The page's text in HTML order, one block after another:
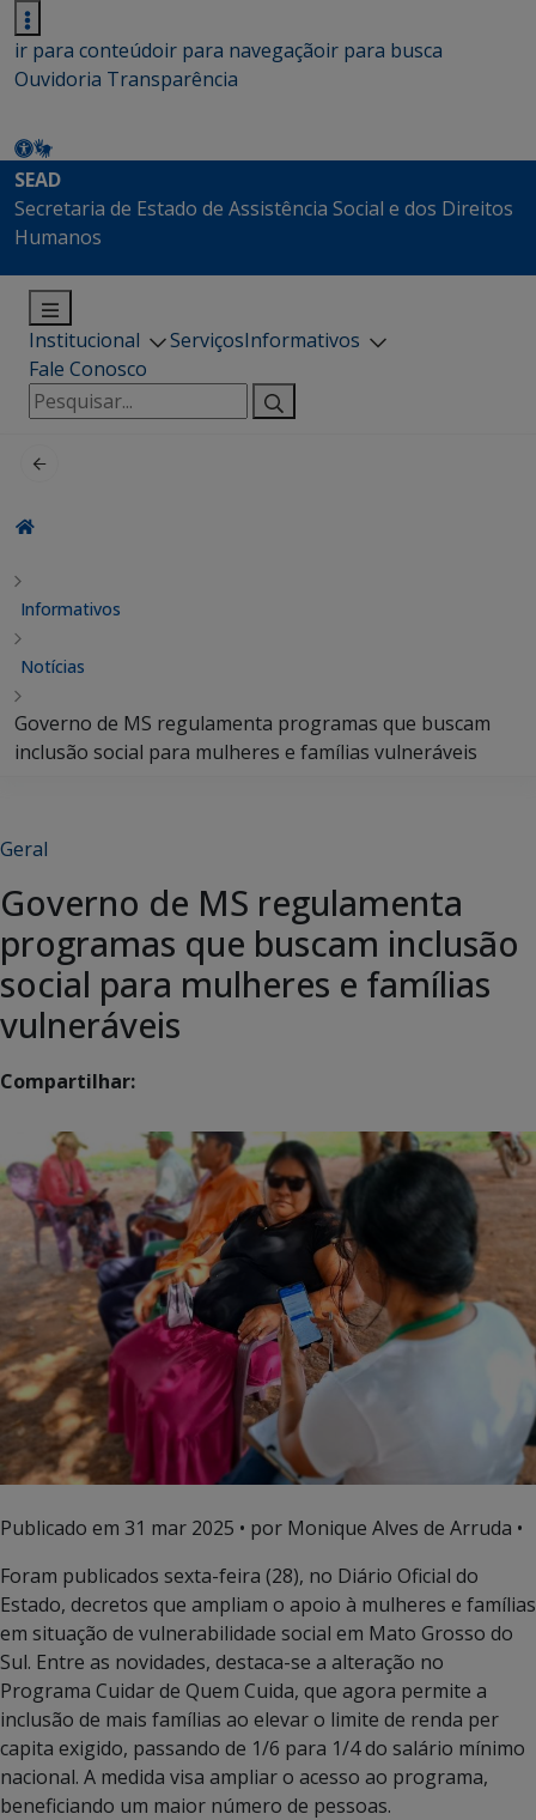
ir para conteúdoir para navegaçãoir para busca
Ouvidoria Transparência
SEAD
Secretaria de Estado de Assistência Social e dos Direitos
Humanos
Institucional ServiçosInformativos
Fale Conosco
Pesquisar
por:
Informativos
Notícias
Governo de MS regulamenta programas que buscam
inclusão social para mulheres e famílias vulneráveis
Geral
Governo de MS regulamenta
programas que buscam inclusão
social para mulheres e famílias
vulneráveis
Compartilhar:
Publicado em 31 mar 2025 • por Monique Alves de Arruda •
Foram publicados sexta-feira (28), no Diário Oficial do
Estado, decretos que ampliam o apoio à mulheres e famílias
em situação de vulnerabilidade social em Mato Grosso do
Sul. Entre as novidades, destaca-se a alteração no
Programa Cuidar de Quem Cuida, que agora permite a
inclusão de mais famílias ao elevar o limite de renda per
capita exigido, passando de 1/6 para 1/4 do salário mínimo
nacional. A medida visa ampliar o acesso ao programa,
beneficiando um maior número de pessoas.